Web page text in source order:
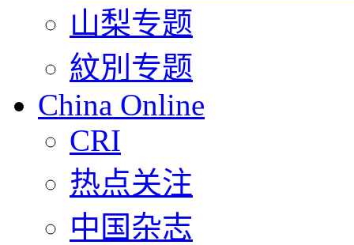
山梨专题
紋別专题
China Online
CRI
热点关注
中国杂志